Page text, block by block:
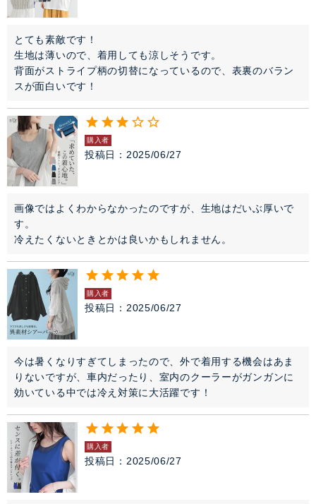
とても素敵です！
生地は薄いので、着用しても涼しそうです。
背面がストライプ柄の切替になっているので、表裏のバラン
スが面白いです！
購入者
投稿日 2025/06/27
画像ではよくわからなかったのですが、生地はだいぶ厚いで
す。
冷えたくないときとかは良いかもしれません。
購入者
投稿日 2025/06/27
今は暑くなりすぎてしまったので、外で着用する機会はあま
りないですが、車内だったり、室内のクーラーがガンガンに
効いている中では冷え対策に大活躍です！
購入者
投稿日 2025/06/27